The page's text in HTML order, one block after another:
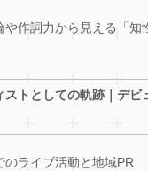
や作詞力から見える「知
ストとしての軌跡｜デビ
のライブ活動と地域PR